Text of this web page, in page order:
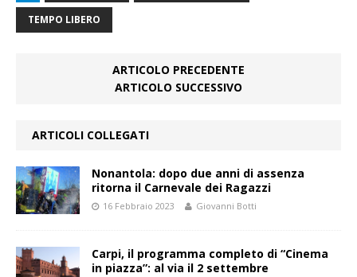
TEMPO LIBERO
ARTICOLO PRECEDENTE
ARTICOLO SUCCESSIVO
ARTICOLI COLLEGATI
Nonantola: dopo due anni di assenza
ritorna il Carnevale dei Ragazzi
16 Febbraio 2023 Giovanni Botti
Carpi, il programma completo di “Cinema
in piazza”: al via il 2 settembre